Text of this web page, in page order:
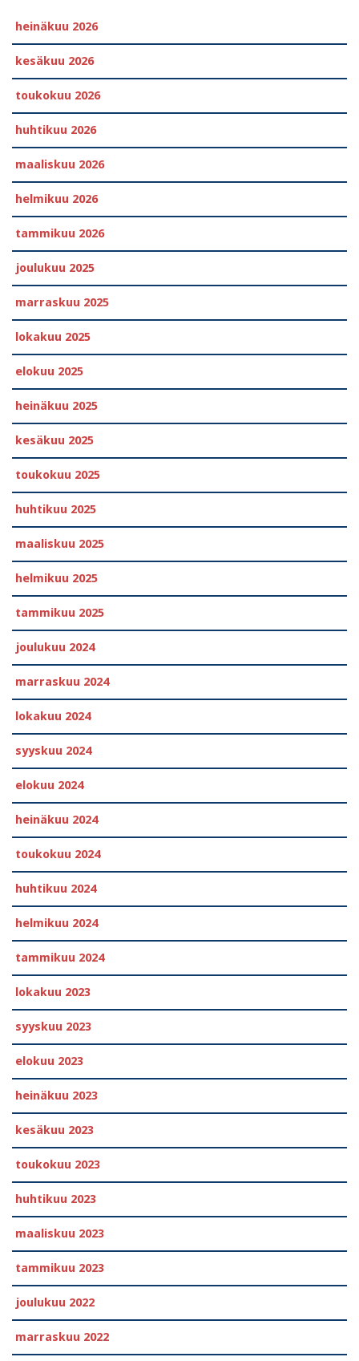
heinäkuu 2026
kesäkuu 2026
toukokuu 2026
huhtikuu 2026
maaliskuu 2026
helmikuu 2026
tammikuu 2026
joulukuu 2025
marraskuu 2025
lokakuu 2025
elokuu 2025
heinäkuu 2025
kesäkuu 2025
toukokuu 2025
huhtikuu 2025
maaliskuu 2025
helmikuu 2025
tammikuu 2025
joulukuu 2024
marraskuu 2024
lokakuu 2024
syyskuu 2024
elokuu 2024
heinäkuu 2024
toukokuu 2024
huhtikuu 2024
helmikuu 2024
tammikuu 2024
lokakuu 2023
syyskuu 2023
elokuu 2023
heinäkuu 2023
kesäkuu 2023
toukokuu 2023
huhtikuu 2023
maaliskuu 2023
tammikuu 2023
joulukuu 2022
marraskuu 2022